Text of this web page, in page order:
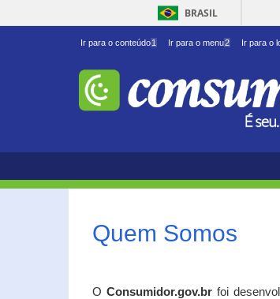
BRASIL
Ir para o conteúdo1 Ir para o menu2 Ir para o
Quem Somos
OConsumidor.gov.br foi